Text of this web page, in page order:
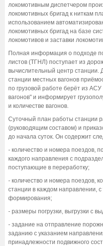
локомотивным диспетчером
локомотивных бригад к ниткам
использованием
локомотивных бригад на базе
локомотивов и заставки
Полная информация о подходе
листов (ТГНЛ) поступает из
вычислительный центр
станции местных вагонов
по грузовой работе берёт из
вагонов" и информирует
и количестве вагонов.
Суточный план работы станции
(руководящим составом) и
до начала суток. Он содержит
- количество и номера поездов,
каждого направления с
поступающие в переработку;
- количество и номера поездов,
станции в каждом направлении, с
формирования;
- размеры погрузки, выгрузки с
- задание на отправление
заданию с указанием
принадлежности подвижного